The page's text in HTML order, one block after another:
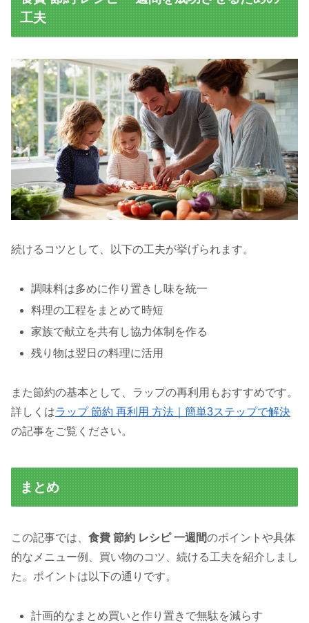
工夫
続けるコツとして、以下の工夫が挙げられます。
調味料は多めに作り置きし味を統一
料理の工程をまとめて時短
家族で献立を共有し協力体制を作る
残り物は翌日の料理に活用
また節約の基本として、ラップの再利用もおすすめです。
詳しくはラップ 節約 再利用 方法｜簡単3ステップで解決
の記事をご覧ください。
まとめ
この記事では、 食費 節約 レシピ 一週間のポイントや具体
的なメニュー例、買い物のコツ、続ける工夫を紹介しまし
た。ポイントは以下の通りです。
計画的なまとめ買いと作り置きで無駄を減らす